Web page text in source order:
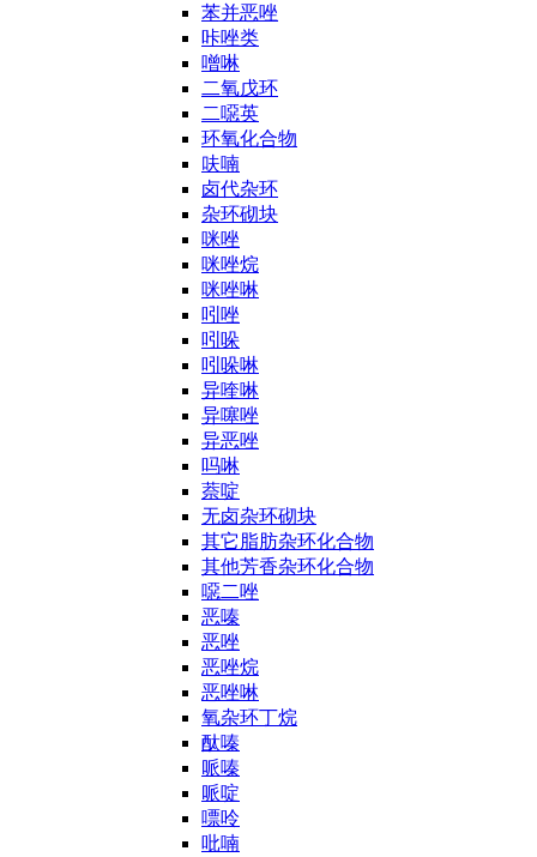
苯并恶唑
咔唑类
噌啉
二氧戊环
二噁英
环氧化合物
呋喃
卤代杂环
杂环砌块
咪唑
咪唑烷
咪唑啉
吲唑
吲哚
吲哚啉
异喹啉
异噻唑
异恶唑
吗啉
萘啶
无卤杂环砌块
其它脂肪杂环化合物
其他芳香杂环化合物
噁二唑
恶嗪
恶唑
恶唑烷
恶唑啉
氧杂环丁烷
酞嗪
哌嗪
哌啶
嘌呤
吡喃